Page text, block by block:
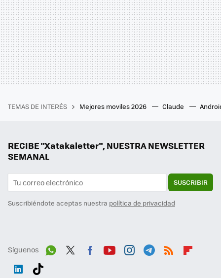
TEMAS DE INTERÉS Mejores moviles 2026 Claude
RECIBE "Xatakaletter", NUESTRA NEWSLETTER
SEMANAL
SUSCRIBIR
Suscribiéndote aceptas nuestra política de privacidad
Síguenos